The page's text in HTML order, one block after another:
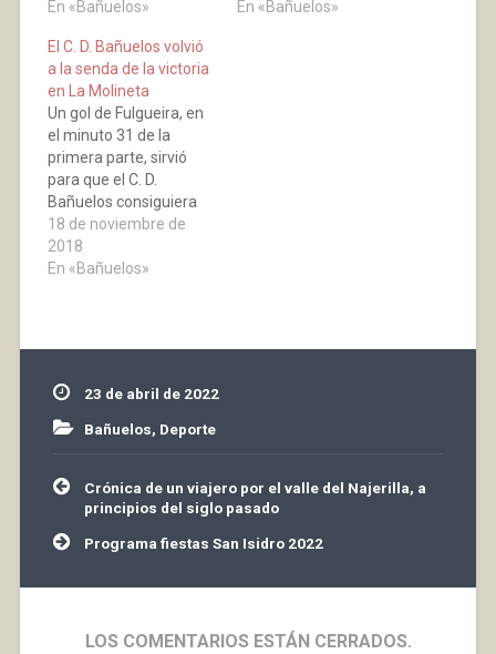
completamente
tiempo en la que los
tantos fueron del
equipo local, que
terminó con dos goles a
cero a su favor, y…
En «Bañuelos»
viajaba hasta Alfaro,
En «Bañuelos»
El C. D. Bañuelos volvió
a la senda de la victoria
en La Molineta
Un gol de Fulgueira, en
el minuto 31 de la
primera parte, sirvió
para que el C. D.
Bañuelos consiguiera
los tres puntos, en La
Molineta, contra el filial
del C. D. Alfaro. C. D.
18 de noviembre de
2018
En «Bañuelos»
23 de abril de 2022
Bañuelos, Deporte
Navegación
de
entradas
Crónica de un viajero por el valle del Najerilla, a
principios del siglo pasado
Programa fiestas San Isidro 2022
LOS COMENTARIOS ESTÁN CERRADOS.